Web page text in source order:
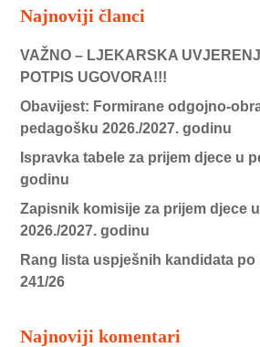
Najnoviji članci
VAŽNO – LJEKARSKA
POTPIS UGOVORA!!!
Obavijest: Formirane odgojno-
pedagošku 2026./2027. godinu
Ispravka tabele za prijem djece u
godinu
Zapisnik komisije za prijem djece
2026./2027. godinu
Rang lista uspješnih kandidata
241/26
Najnoviji komentari